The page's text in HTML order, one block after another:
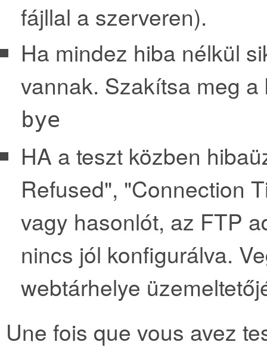
fájllal a szerveren).
Ha mindez hiba nélkül
vannak. Szakítsa meg
bye
HA a teszt közben
Refused", "Connection
vagy hasonlót, az FTP
nincs jól konfigurálva.
webtárhelye
Une fois que vous avez